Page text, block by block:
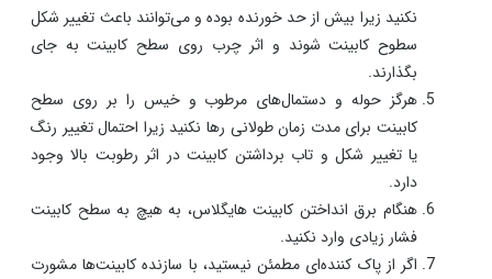
نکنید زیرا بیش از حد خورنده بوده و می‌توانند باعث تغییر شکل
سطوح کابینت شوند و اثر چرب روی سطح کابینت به جای
بگذارند.
هرگز حوله‌ و دستمال‌های مرطوب و خیس را بر روی سطح
کابینت برای مدت زمان طولانی رها نکنید زیرا احتمال تغییر رنگ
یا تغییر شکل و تاب برداشتن کابینت در اثر رطوبت بالا وجود
دارد.
هنگام برق انداختن کابینت هایگلاس، به هیچ به سطح کابینت
فشار زیادی وارد نکنید.
اگر از پاک کننده‌ای مطمئن نیستید، با سازنده کابینت‌ها مشورت